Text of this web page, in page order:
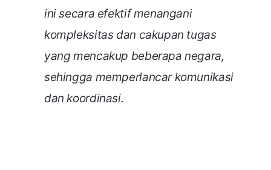
ini secara efektif menangani
kompleksitas dan cakupan tugas
yang mencakup beberapa negara,
sehingga memperlancar komunikasi
dan koordinasi.